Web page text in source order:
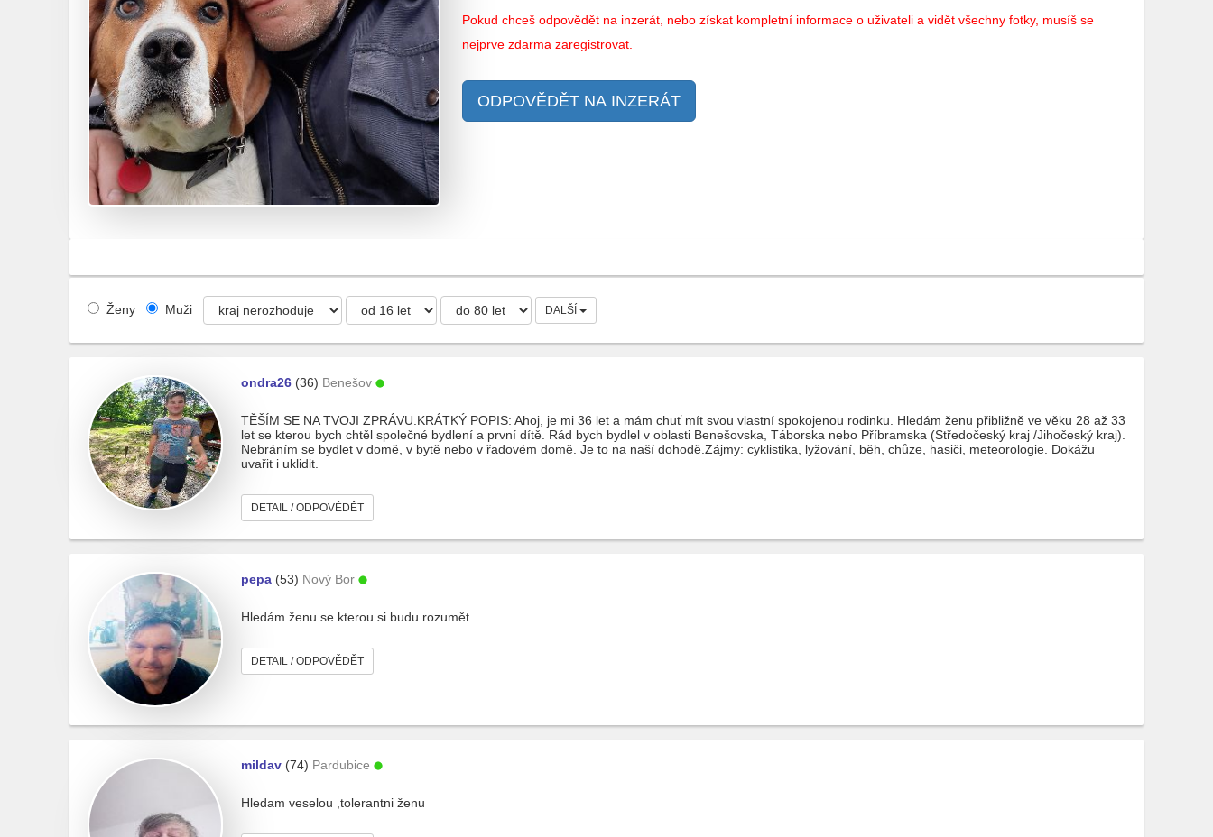
Pokud chceš odpovědět na inzerát, nebo získat kompletní informace o uživateli a vidět všechny fotky, musíš se
nejprve zdarma zaregistrovat.
ODPOVĚDĚT NA INZERÁT
Ženy Muži DALŠÍ
ondra26 (36) Benešov
TĚŠÍM SE NA TVOJI ZPRÁVU.KRÁTKÝ POPIS: Ahoj, je mi 36 let a mám chuť mít svou vlastní spokojenou rodinku. Hledám ženu přibližně ve věku 28 až 33
let se kterou bych chtěl společné bydlení a první dítě. Rád bych bydlel v oblasti Benešovska, Táborska nebo Příbramska (Středočeský kraj /Jihočeský kraj).
Nebráním se bydlet v domě, v bytě nebo v řadovém domě. Je to na naší dohodě.Zájmy: cyklistika, lyžování, běh, chůze, hasiči, meteorologie. Dokážu
uvařit i uklidit.
DETAIL / ODPOVĚDĚT
pepa (53) Nový Bor
Hledám ženu se kterou si budu rozumět
DETAIL / ODPOVĚDĚT
mildav (74) Pardubice
Hledam veselou ,tolerantni ženu